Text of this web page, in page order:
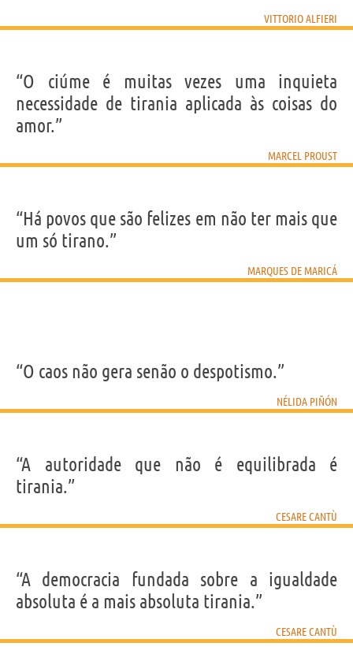
VITTORIO ALFIERI
“O ciúme é muitas vezes uma inquieta
necessidade de tirania aplicada às coisas do
amor.”
MARCEL PROUST
“Há povos que são felizes em não ter mais que
um só tirano.”
MARQUES DE MARICÁ
“O caos não gera senão o despotismo.”
NÉLIDA PIÑÓN
“A autoridade que não é equilibrada é
tirania.”
CESARE CANTÙ
“A democracia fundada sobre a igualdade
absoluta é a mais absoluta tirania.”
CESARE CANTÙ